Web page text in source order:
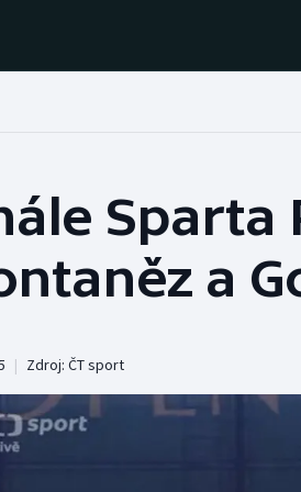
Baseball a softbal
Basketbal
Boby a skeleton
Sparta
a
| Zdroj: ČT sport